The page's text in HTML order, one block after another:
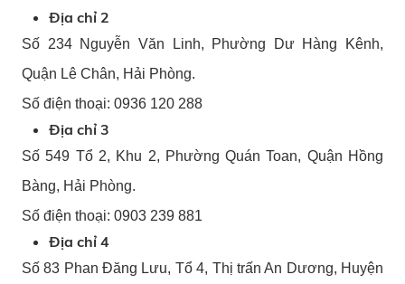
Địa chỉ 2
Số 234 Nguyễn Văn Linh, Phường Dư Hàng Kênh,
Quận Lê Chân, Hải Phòng.
Số điện thoại: 0936 120 288
Địa chỉ 3
Số 549 Tổ 2, Khu 2, Phường Quán Toan, Quận Hồng
Bàng, Hải Phòng.
Số điện thoại: 0903 239 881
Địa chỉ 4
Số 83 Phan Đăng Lưu, Tổ 4, Thị trấn An Dương, Huyện